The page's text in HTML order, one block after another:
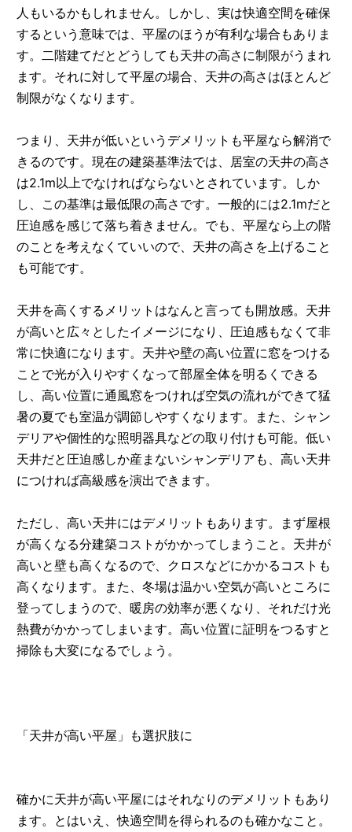
人もいるかもしれません。しかし、実は快適空間を確保
するという意味では、平屋のほうが有利な場合もありま
す。二階建てだとどうしても天井の高さに制限がうまれ
ます。それに対して平屋の場合、天井の高さはほとんど
制限がなくなります。
つまり、天井が低いというデメリットも平屋なら解消で
きるのです。現在の建築基準法では、居室の天井の高さ
は2.1m以上でなければならないとされています。しか
し、この基準は最低限の高さです。一般的には2.1mだと
圧迫感を感じて落ち着きません。でも、平屋なら上の階
のことを考えなくていいので、天井の高さを上げること
も可能です。
天井を高くするメリットはなんと言っても開放感。天井
が高いと広々としたイメージになり、圧迫感もなくて非
常に快適になります。天井や壁の高い位置に窓をつける
ことで光が入りやすくなって部屋全体を明るくできる
し、高い位置に通風窓をつければ空気の流れができて猛
暑の夏でも室温が調節しやすくなります。また、シャン
デリアや個性的な照明器具などの取り付けも可能。低い
天井だと圧迫感しか産まないシャンデリアも、高い天井
につければ高級感を演出できます。
ただし、高い天井にはデメリットもあります。まず屋根
が高くなる分建築コストがかかってしまうこと。天井が
高いと壁も高くなるので、クロスなどにかかるコストも
高くなります。また、冬場は温かい空気が高いところに
登ってしまうので、暖房の効率が悪くなり、それだけ光
熱費がかかってしまいます。高い位置に証明をつるすと
掃除も大変になるでしょう。
「天井が高い平屋」も選択肢に
確かに天井が高い平屋にはそれなりのデメリットもあり
ます。とはいえ、快適空間を得られるのも確かなこと。